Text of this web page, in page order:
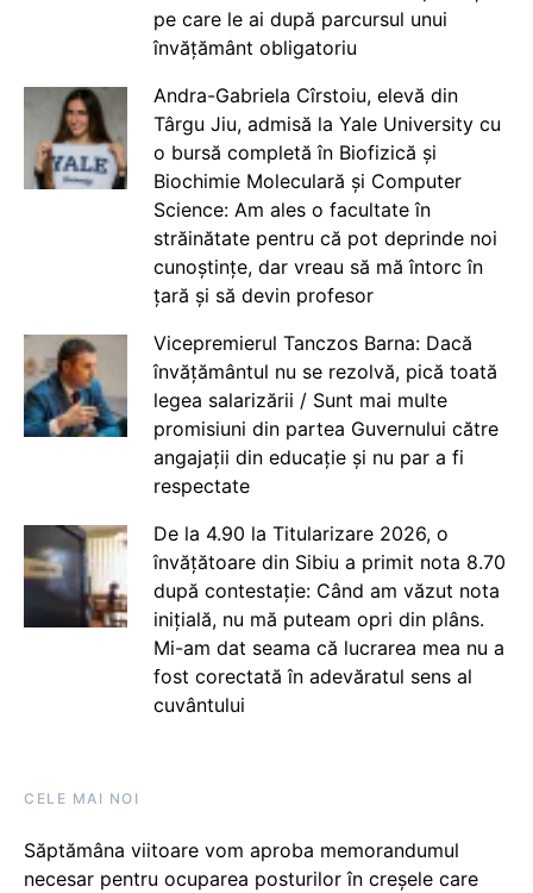
pe care le ai după parcursul unui
învățământ obligatoriu
Andra-Gabriela Cîrstoiu, elevă din
Târgu Jiu, admisă la Yale University cu
o bursă completă în Biofizică și
Biochimie Moleculară și Computer
Science: Am ales o facultate în
străinătate pentru că pot deprinde noi
cunoștințe, dar vreau să mă întorc în
țară și să devin profesor
Vicepremierul Tanczos Barna: Dacă
învățământul nu se rezolvă, pică toată
legea salarizării / Sunt mai multe
promisiuni din partea Guvernului către
angajații din educație și nu par a fi
respectate
De la 4.90 la Titularizare 2026, o
învățătoare din Sibiu a primit nota 8.70
după contestație: Când am văzut nota
inițială, nu mă puteam opri din plâns.
Mi-am dat seama că lucrarea mea nu a
fost corectată în adevăratul sens al
cuvântului
CELE MAI NOI
Săptămâna viitoare vom aproba memorandumul
necesar pentru ocuparea posturilor în creșele care